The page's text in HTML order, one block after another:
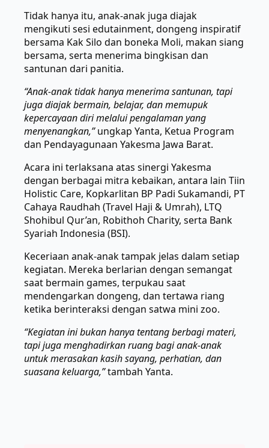
Tidak hanya itu, anak-anak juga diajak
mengikuti sesi edutainment, dongeng inspiratif
bersama Kak Silo dan boneka Moli, makan siang
bersama, serta menerima bingkisan dan
santunan dari panitia.
“Anak-anak tidak hanya menerima santunan, tapi
juga diajak bermain, belajar, dan memupuk
kepercayaan diri melalui pengalaman yang
menyenangkan,”ungkap Yanta, Ketua Program
dan Pendayagunaan Yakesma Jawa Barat.
Acara ini terlaksana atas sinergi Yakesma
dengan berbagai mitra kebaikan, antara lain Tiin
Holistic Care, Kopkarlitan BP Padi Sukamandi, PT
Cahaya Raudhah (Travel Haji & Umrah), LTQ
Shohibul Qur’an, Robithoh Charity, serta Bank
Syariah Indonesia (BSI).
Keceriaan anak-anak tampak jelas dalam setiap
kegiatan. Mereka berlarian dengan semangat
saat bermain games, terpukau saat
mendengarkan dongeng, dan tertawa riang
ketika berinteraksi dengan satwa mini zoo.
“Kegiatan ini bukan hanya tentang berbagi materi,
tapi juga menghadirkan ruang bagi anak-anak
untuk merasakan kasih sayang, perhatian, dan
suasana keluarga,”tambah Yanta.